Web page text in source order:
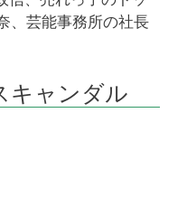
、芸能事務所の社長
キャンダル